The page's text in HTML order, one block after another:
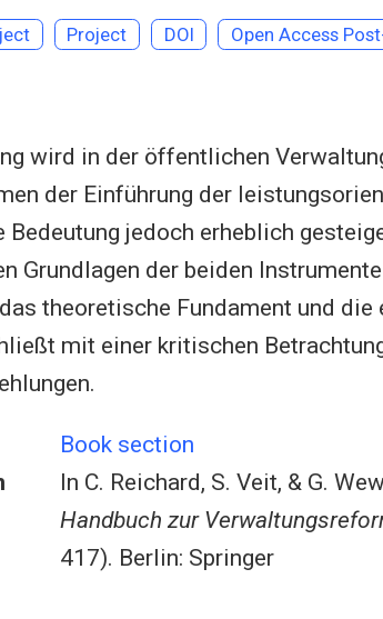
Project DOI Open Access
wird in der öffentlichen
der Einführung der
Bedeutung jedoch erheblich
Grundlagen der beiden
theoretische Fundament und
mit einer kritischen
Book section
In C. Reichard, S. Veit, & G.
Handbuch zur
417). Berlin: Springer